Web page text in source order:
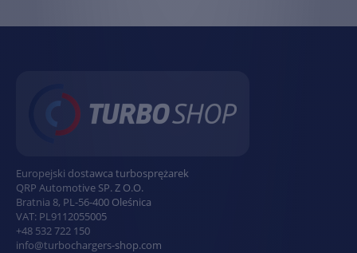
Europejski dostawca turbosprężarek
QRP Automotive SP. Z O.O.
Bratnia 8, PL-56-400 Oleśnica
VAT: PL9112055005
+48 532 722 150
info@turbochargers-shop.com